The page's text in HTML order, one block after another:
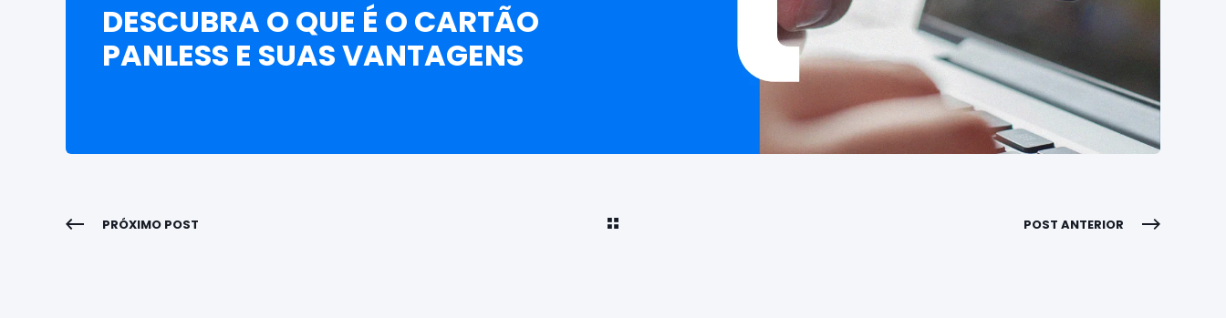
DESCUBRA O QUE É O CARTÃO
PANLESS E SUAS VANTAGENS
PRÓXIMO POST POST ANTERIOR